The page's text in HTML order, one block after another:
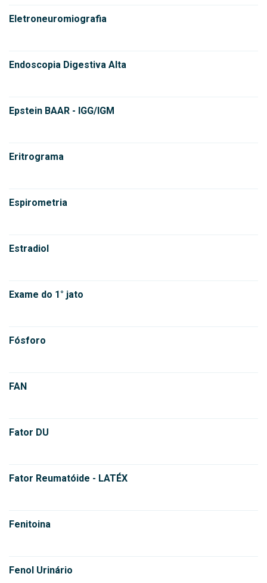
Eletroneuromiografia
Endoscopia Digestiva Alta
Epstein BAAR - IGG/IGM
Eritrograma
Espirometria
Estradiol
Exame do 1° jato
Fósforo
FAN
Fator DU
Fator Reumatóide - LATÉX
Fenitoina
Fenol Urinário